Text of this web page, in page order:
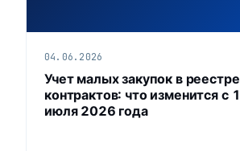
04.06.2026
Учет малых закупок в реестре
контрактов: что изменится с 1
июля 2026 года